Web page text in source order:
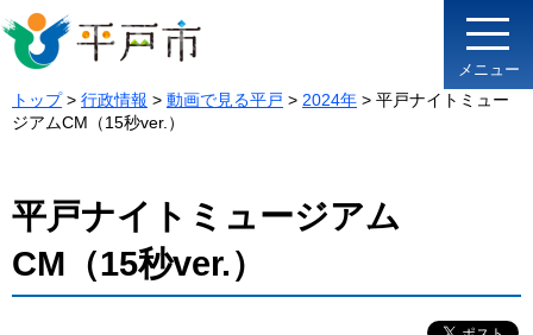
メニュー
トップ> 行政情報 > 動画で見る平戸 > 2024年 > 平戸ナイトミュー
ジアムCM（15秒ver.）
平戸ナイトミュージアム
CM（15秒ver.）